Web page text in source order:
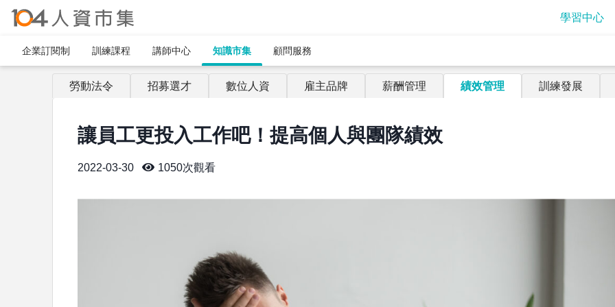
學習中心
企業訂閱制​ 訓練課程 講師中心 知識市集 顧問服務
勞動法令 招募選才 數位人資 雇主品牌 薪酬管理 績效管理 訓練發展
讓員工更投入工作吧！提高個人與團隊績效
2022-03-30 1050次觀看